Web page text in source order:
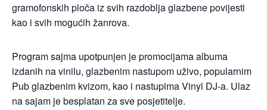
gramofonskih ploča iz svih razdoblja glazbene povijesti
kao i svih mogućih žanrova.
Program sajma upotpunjen je promocijama albuma
izdanih na vinilu, glazbenim nastupom uživo, popularnim
Pub glazbenim kvizom, kao i nastupima Vinyl DJ-a. Ulaz
na sajam je besplatan za sve posjetitelje.